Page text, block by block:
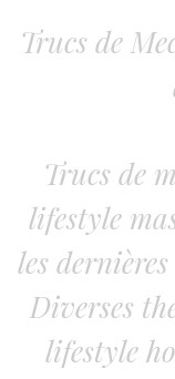
Trucs de
Trucs de
lifestyle
les
Diverses
lifestyle